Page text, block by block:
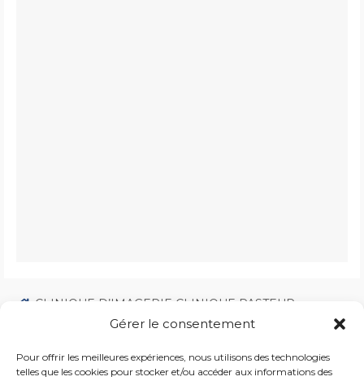
Gérer le consentement
Pour offrir les meilleures expériences, nous utilisons des technologies
telles que les cookies pour stocker et/ou accéder aux informations des
CLINIQUE D’IMAGERIE CLINIQUE PASTEUR
54 Rue du Professeur Pozzi
Accès Service Radiologie